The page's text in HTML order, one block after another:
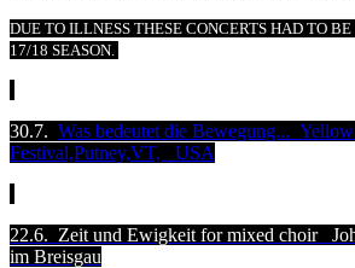
DUE TO ILLNESS THESE CONCERTS HAD TO BE
17/18 SEASON.
30.7. Was bedeutet die Bewegung...
Festival,Putney,VT, USA
22.6. Zeit und Ewigkeit for mixed choir
im Breisgau